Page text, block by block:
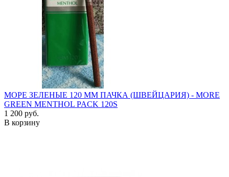
МОРЕ ЗЕЛЕНЫЕ 120 ММ ПАЧКА (ШВЕЙЦАРИЯ) - MORE
GREEN MENTHOL PACK 120S
1 200 руб.
В корзину